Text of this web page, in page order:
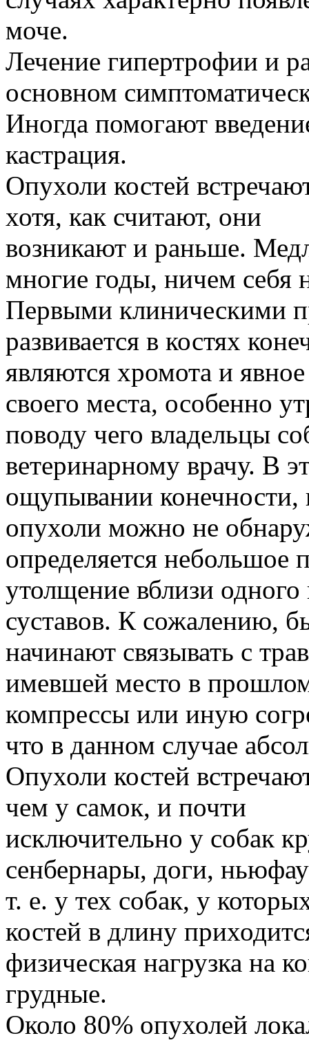
моче.
Лечение гипертрофии и
основном
Иногда помогают
кастрация.
Опухоли костей
хотя, как считают, они
возникают и раньше.
многие годы, ничем себя
Первыми клиническими
развивается в костях
являются хромота и
своего места, особенно
поводу чего владельцы
ветеринарному врачу. В
ощупывании конечности,
опухоли можно не
определяется небольшое
утолщение вблизи одного
суставов. К сожалению,
начинают связывать с
имевшей место в
компрессы или иную
что в данном случае
Опухоли костей
чем у самок, и почти
исключительно у собак
сенбернары, доги,
т. е. у тех собак, у
костей в длину
физическая нагрузка на
грудные.
Около 80% опухолей